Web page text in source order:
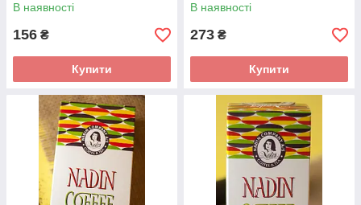
В наявності
156 ₴
Купити
В наявності
273 ₴
Купити